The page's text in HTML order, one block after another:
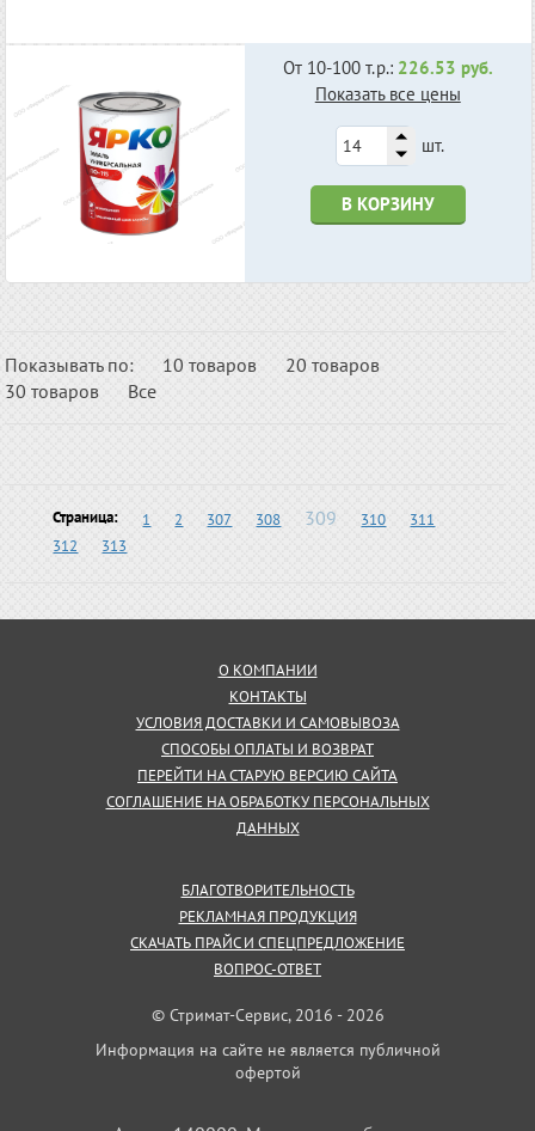
От 10-100 т.р.: 226.53 руб.
Показать все цены
шт.
В КОРЗИНУ
Показывать по: 10 товаров
20 товаров
30 товаров
Все
Страница: 1 2 307 308 309 310
311
312
313
О КОМПАНИИ
КОНТАКТЫ
УСЛОВИЯ ДОСТАВКИ И САМОВЫВОЗА
СПОСОБЫ ОПЛАТЫ И ВОЗВРАТ
ПЕРЕЙТИ НА СТАРУЮ ВЕРСИЮ САЙТА
СОГЛАШЕНИЕ НА ОБРАБОТКУ ПЕРСОНАЛЬНЫХ
ДАННЫХ
БЛАГОТВОРИТЕЛЬНОСТЬ
РЕКЛАМНАЯ ПРОДУКЦИЯ
СКАЧАТЬ ПРАЙС И СПЕЦПРЕДЛОЖЕНИЕ
ВОПРОС-ОТВЕТ
© Стримат-Сервис, 2016 - 2026
Информация на сайте не является публичной
офертой